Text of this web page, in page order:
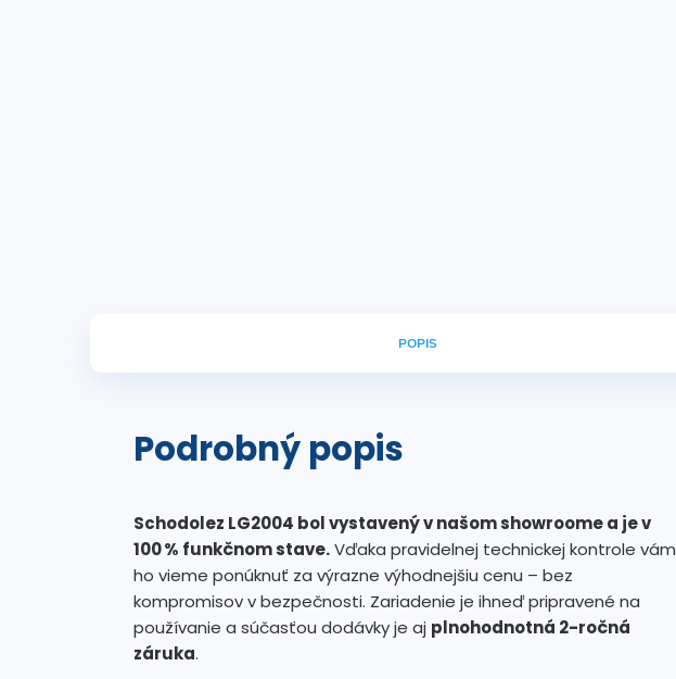
POPIS
Podrobný popis
Schodolez LG2004 bol vystavený v našom showroome a je v
100 % funkčnom stave.Vďaka pravidelnej technickej kontrole vám
ho vieme ponúknuť za výrazne výhodnejšiu cenu – bez
kompromisov v bezpečnosti. Zariadenie je ihneď pripravené na
používanie a súčasťou dodávky je aj plnohodnotná 2-ročná
záruka.